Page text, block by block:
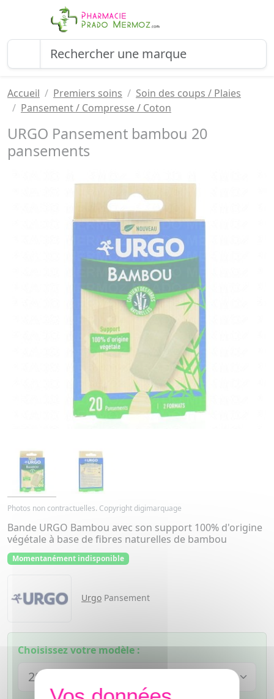
Accueil Premiers soins
Soin des coups / Plaies
Pansement / Compresse / Coton
URGO Pansement bambou 20
pansements
Photos non contractuelles. Copyright digimarquage
Bande URGO Bambou avec son support 100% d'origine
végétale à base de fibres naturelles de bambou
Momentanément indisponible
Urgo Pansement
Choisissez votre modèle :